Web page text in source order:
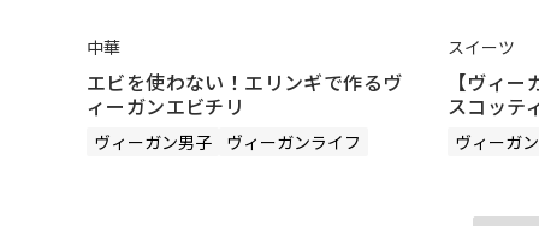
中華
エビを使わない！エリンギで作るヴ
ィーガンエビチリ
ヴィーガン男子 ヴィーガンライフ
スイーツ
【ヴィ
スコッテ
ヴィーガ